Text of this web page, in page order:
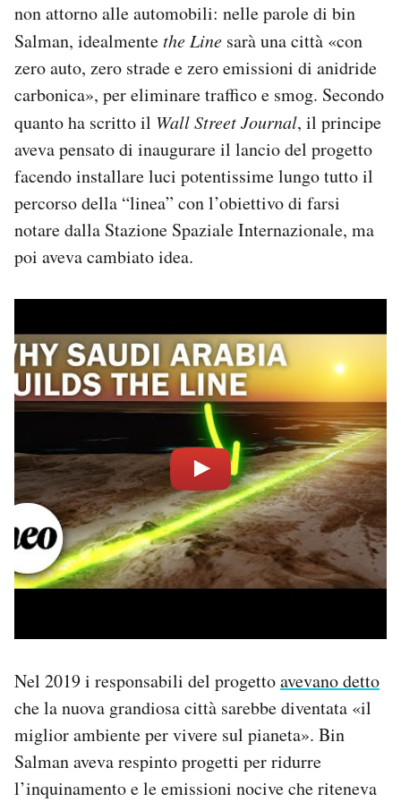
non attorno alle automobili: nelle parole di bin
Salman, idealmentethe Line sarà una città «con
zero auto, zero strade e zero emissioni di anidride
carbonica», per eliminare traffico e smog. Secondo
quanto ha scritto il Wall Street Journal, il principe
aveva pensato di inaugurare il lancio del progetto
facendo installare luci potentissime lungo tutto il
percorso della “linea” con l’obiettivo di farsi
notare dalla Stazione Spaziale Internazionale, ma
poi aveva cambiato idea.
Nel 2019 i responsabili del progettoavevano detto
che la nuova grandiosa città sarebbe diventata «il
miglior ambiente per vivere sul pianeta». Bin
Salman aveva respinto progetti per ridurre
l’inquinamento e le emissioni nocive che riteneva